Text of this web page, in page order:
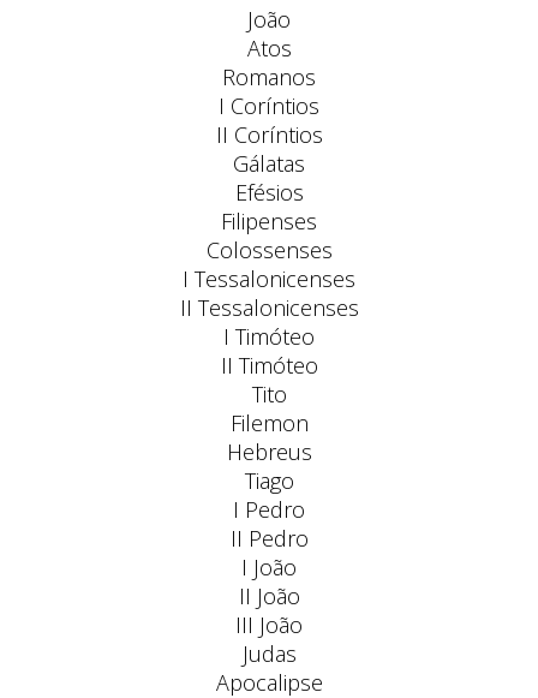
João
Atos
Romanos
I Coríntios
II Coríntios
Gálatas
Efésios
Filipenses
Colossenses
I Tessalonicenses
II Tessalonicenses
I Timóteo
II Timóteo
Tito
Filemon
Hebreus
Tiago
I Pedro
II Pedro
I João
II João
III João
Judas
Apocalipse